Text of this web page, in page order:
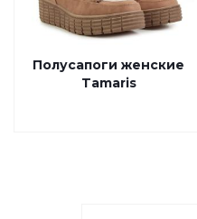
Полусапоги женские
Tamaris